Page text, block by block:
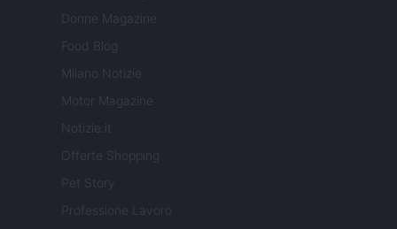
Donne Magazine
Food Blog
Milano Notizie
Motor Magazine
Notizie.it
Offerte Shopping
Pet Story
Professione Lavoro